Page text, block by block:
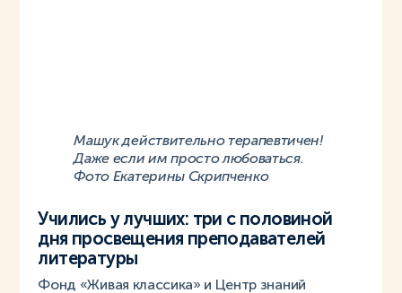
Машук действительно терапевтичен!
Даже если им просто любоваться.
Фото Екатерины Скрипченко
Учились у лучших: три с половиной
дня просвещения преподавателей
литературы
Фонд «Живая классика» и Центр знаний